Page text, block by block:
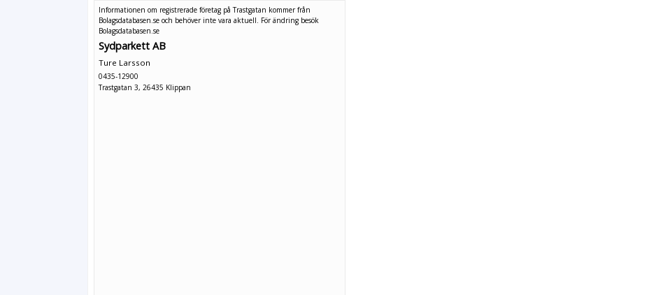
Informationen om registrerade företag på Trastgatan kommer från
Bolagsdatabasen.se och behöver inte vara aktuell. För ändring besök
Bolagsdatabasen.se
Sydparkett AB
Ture Larsson
0435-12900
Trastgatan 3, 26435 Klippan